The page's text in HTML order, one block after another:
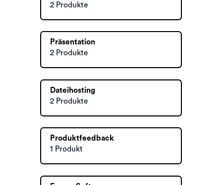
2 Produkte
Präsentation
2 Produkte
Dateihosting
2 Produkte
Produktfeedback
1 Produkt